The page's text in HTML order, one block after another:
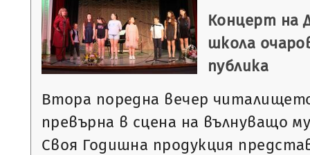
Концерт на
школа
публика
Втора поредна вечер
превърна в сцена на вълнуващо
Своя Годишна продукция